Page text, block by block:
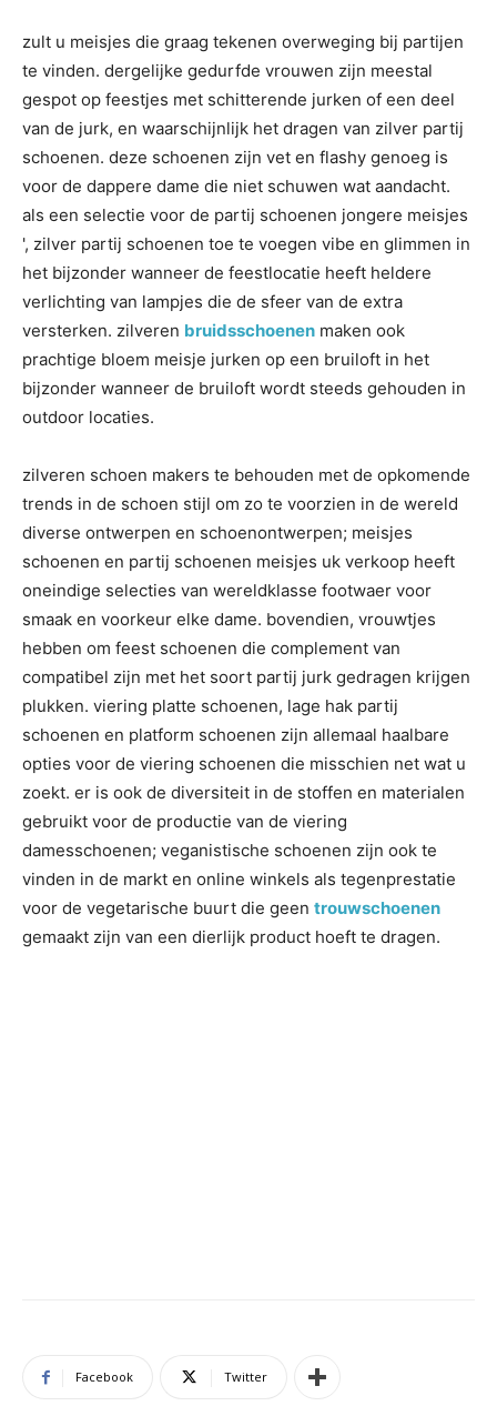
zult u meisjes die graag tekenen overweging bij partijen
te vinden. dergelijke gedurfde vrouwen zijn meestal
gespot op feestjes met schitterende jurken of een deel
van de jurk, en waarschijnlijk het dragen van zilver partij
schoenen. deze schoenen zijn vet en flashy genoeg is
voor de dappere dame die niet schuwen wat aandacht.
als een selectie voor de partij schoenen jongere meisjes
', zilver partij schoenen toe te voegen vibe en glimmen in
het bijzonder wanneer de feestlocatie heeft heldere
verlichting van lampjes die de sfeer van de extra
versterken. zilveren bruidsschoenen maken ook
prachtige bloem meisje jurken op een bruiloft in het
bijzonder wanneer de bruiloft wordt steeds gehouden in
outdoor locaties.
zilveren schoen makers te behouden met de opkomende
trends in de schoen stijl om zo te voorzien in de wereld
diverse ontwerpen en schoenontwerpen; meisjes
schoenen en partij schoenen meisjes uk verkoop heeft
oneindige selecties van wereldklasse footwaer voor
smaak en voorkeur elke dame. bovendien, vrouwtjes
hebben om feest schoenen die complement van
compatibel zijn met het soort partij jurk gedragen krijgen
plukken. viering platte schoenen, lage hak partij
schoenen en platform schoenen zijn allemaal haalbare
opties voor de viering schoenen die misschien net wat u
zoekt. er is ook de diversiteit in de stoffen en materialen
gebruikt voor de productie van de viering
damesschoenen; veganistische schoenen zijn ook te
vinden in de markt en online winkels als tegenprestatie
voor de vegetarische buurt die geen trouwschoenen
gemaakt zijn van een dierlijk product hoeft te dragen.
Facebook Twitter